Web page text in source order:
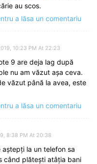
au scos.
a lăsa un comentariu
10:23 PM At 22:23
9 are deja lag după
nu am văzut aşa ceva.
văzut până la avea, este
a lăsa un comentariu
8:38 PM At 20:38
aștepți la un telefon sa
când plătești atâția bani